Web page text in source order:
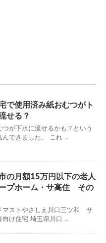
で使用済み紙おむつがト
せる？
が下水に流せるかも？という
できました。 これ ...
の月額15万円以下の老人
プホーム・サ高住 その
ストやさしえ川口三ツ和 サ
け住宅 埼玉県川口 ...